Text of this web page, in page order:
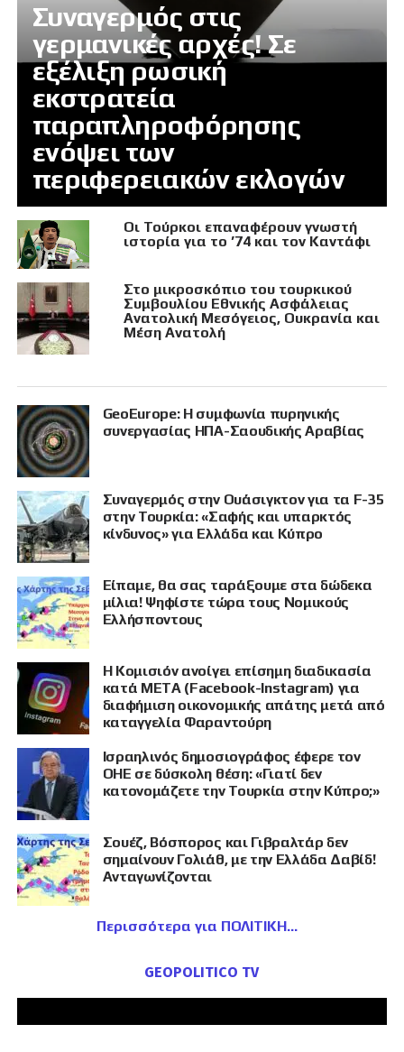
Συναγερμός στις
γερμανικές αρχές! Σε
εξέλιξη ρωσική
εκστρατεία
παραπληροφόρησης
ενόψει των
περιφερειακών εκλογών
Οι Τούρκοι επαναφέρουν γνωστή
ιστορία για το ’74 και τον Καντάφι
Στο μικροσκόπιο του τουρκικού
Συμβουλίου Εθνικής Ασφάλειας
Ανατολική Μεσόγειος, Ουκρανία και
Μέση Ανατολή
GeoEurope: Η συμφωνία πυρηνικής
συνεργασίας ΗΠΑ-Σαουδικής Αραβίας
Συναγερμός στην Ουάσιγκτον για τα F-35
στην Τουρκία: «Σαφής και υπαρκτός
κίνδυνος» για Ελλάδα και Κύπρο
Είπαμε, θα σας ταράξουμε στα δώδεκα
μίλια! Ψηφίστε τώρα τους Νομικούς
Ελλήσποντους
Η Κομισιόν ανοίγει επίσημη διαδικασία
κατά META (Facebook-Instagram) για
διαφήμιση οικονομικής απάτης μετά από
καταγγελία Φαραντούρη
Ισραηλινός δημοσιογράφος έφερε τον
ΟΗΕ σε δύσκολη θέση: «Γιατί δεν
κατονομάζετε την Τουρκία στην Κύπρο;»
Σουέζ, Βόσπορος και Γιβραλτάρ δεν
σημαίνουν Γολιάθ, με την Ελλάδα Δαβίδ!
Ανταγωνίζονται
Περισσότερα για ΠΟΛΙΤΙΚΗ
GEOPOLITICO TV